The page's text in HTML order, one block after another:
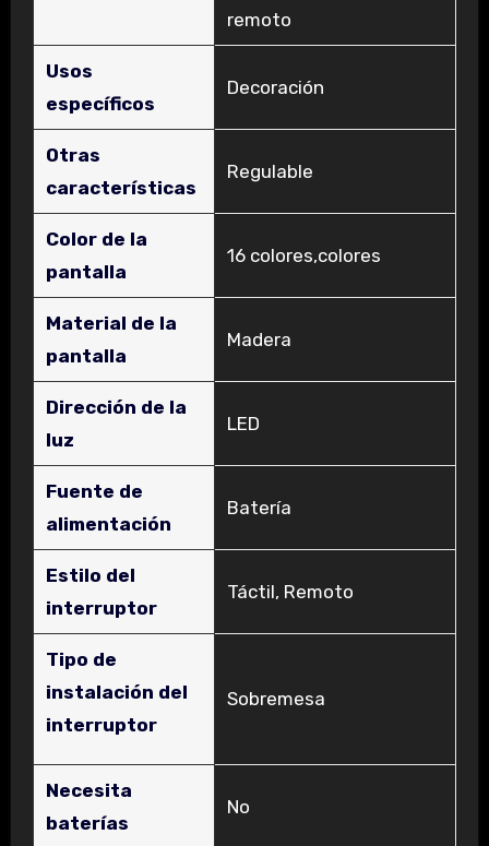
remoto
Usos
específicos
‎Decoración
Otras
características
‎Regulable
Color de la
pantalla
‎16 colores,colores
Material de la
pantalla
‎Madera
Dirección de la
luz
‎LED
Fuente de
alimentación
‎Batería
Estilo del
interruptor
‎Táctil​, Remoto
Tipo de
instalación del
interruptor
‎Sobremesa
Necesita
baterías
‎No